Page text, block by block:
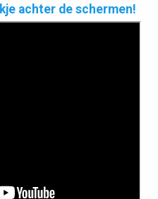
achter de schermen!